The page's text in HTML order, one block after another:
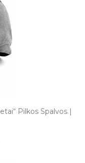
Pilkos Spalvos |